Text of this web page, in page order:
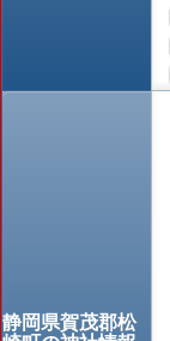
静岡県賀茂郡松